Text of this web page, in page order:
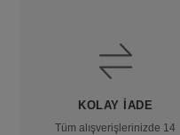
KOLAY İADE
Tüm alışverişlerinizde 14